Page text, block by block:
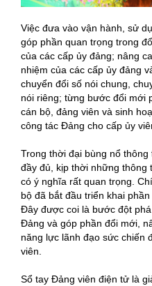
Việc đưa vào vận hành, sử
góp phần quan trọng trong
của các cấp ủy đảng; nâng
nhiệm của các cấp ủy đảng
chuyển đổi số nói chung,
nói riêng; từng bước đổi mới
cán bộ, đảng viên và sinh
công tác Đảng cho cấp ủy
Trong thời đại bùng nổ
đầy đủ, kịp thời những thông
có ý nghĩa rất quan trọng.
bộ đã bắt đầu triển khai
Đây được coi là bước đột
Đảng và góp phần đổi mới,
năng lực lãnh đạo sức chiến
viên.
Sổ tay Đảng viên điện tử là